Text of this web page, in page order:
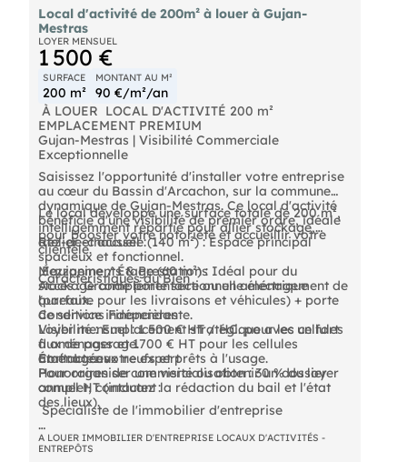
Local d'activité de 200m² à louer à Gujan-
Mestras
LOYER MENSUEL
1 500 €
SURFACE
200 m²
MONTANT AU M²
90 €/m²/an
️ À LOUER  LOCAL D'ACTIVITÉ 200 m² 
EMPLACEMENT PREMIUM
Gujan-Mestras | Visibilité Commerciale
Exceptionnelle
Saisissez l'opportunité d'installer votre entreprise
au cœur du Bassin d'Arcachon, sur la commune
dynamique de Gujan-Mestras. Ce local d'activité
bénéficie d'une visibilité de premier ordre, idéale
pour booster votre notoriété et accueillir votre
clientèle.
Caractéristiques du Bien
Le local développe une surface totale de 200 m²,
intelligemment répartie pour allier stockage,
atelier et accueil :
Rez-de-chaussée (140 m²) : Espace principal
spacieux et fonctionnel.
Mezzanine / Étage (60 m²) : Idéal pour du
stockage complémentaire ou un aménagement de
bureaux.
️ Équipements & Prestations
Accès : Grande porte sectionnelle électrique
(parfaite pour les livraisons et véhicules) + porte
de service indépendante.
Visibilité : Emplacement stratégique avec un fort
flux de passage.
État : Locaux neufs et prêts à l'usage.
Conditions Financières
Loyer mensuel : 1 500 € HT / HC. pour les cellules
à aménager et 1700 € HT pour les cellules
aménagées
Honoraires de commercialisation : 30 % du loyer
annuel HT (incluant la rédaction du bail et l'état
des lieux).
Contactez votre expert
Pour organiser une visite ou obtenir un dossier
complet, contactez :
 Spécialiste de l'immobilier d'entreprise
- Loyer annuel : 18000 € HT
A LOUER IMMOBILIER D'ENTREPRISE LOCAUX D'ACTIVITÉS -
ENTREPÔTS